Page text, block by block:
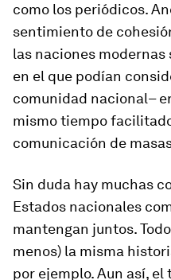
como los periódicos.
sentimiento de
las naciones
en el que podían
comunidad nacional–
mismo tiempo
comunicación de
Sin duda hay muchas
Estados nacionales
mantengan juntos.
menos) la misma
por ejemplo. Aun así,